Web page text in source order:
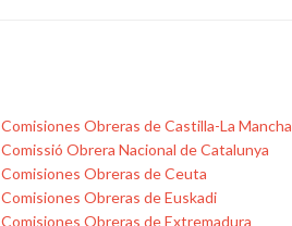
Comisiones Obreras de Castilla-La Mancha
Comissió Obrera Nacional de Catalunya
Comisiones Obreras de Ceuta
Comisiones Obreras de Euskadi
Comisiones Obreras de Extremadura